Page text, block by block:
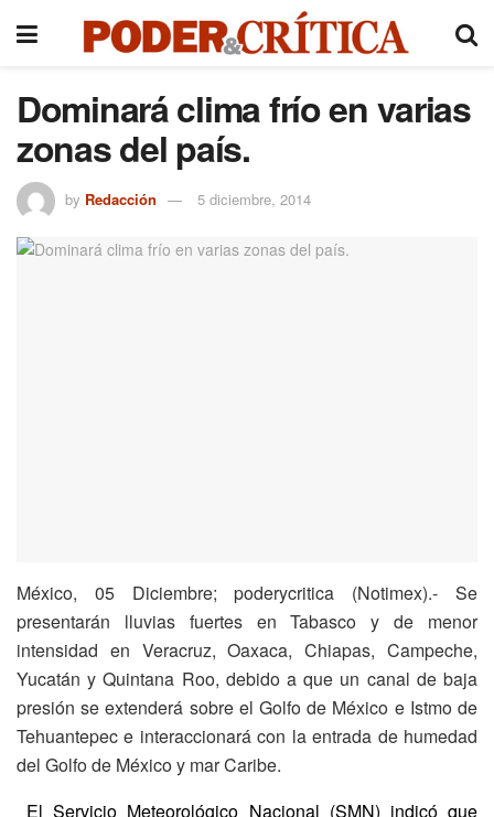
Dominará clima frío en varias
zonas del país.
by Redacción 5 diciembre, 2014
México, 05 Diciembre; poderycritica (Notimex).- Se
presentarán lluvias fuertes en Tabasco y de menor
intensidad en Veracruz, Oaxaca, Chiapas, Campeche,
Yucatán y Quintana Roo, debido a que un canal de baja
presión se extenderá sobre el Golfo de México e Istmo de
Tehuantepec e interaccionará con la entrada de humedad
del Golfo de México y mar Caribe.
El Servicio Meteorológico Nacional (SMN) indicó que